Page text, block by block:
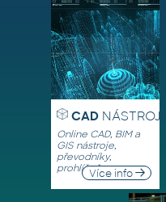
CADNÁSTROJE
Online CAD, BIM a
GIS nástroje,
převodníky,
prohlížečeVíce info